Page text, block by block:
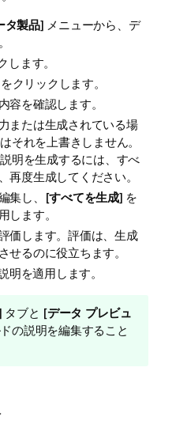
タ製品] メニューから、デ
します。
クリックします。
容を確認します。
または生成されている場
それを上書きしません。
明を生成するには、すべ
再度生成してください。
集し、[すべてを生成] を
します。
価します。評価は、生成
せるのに役立ちます。
明を適用します。
タブと [データ プレビュ
の説明を編集すること